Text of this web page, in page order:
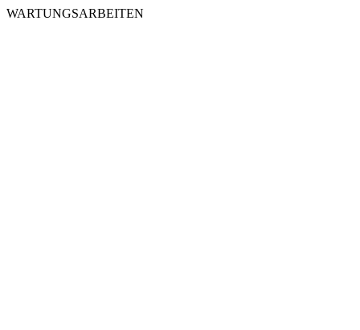
WARTUNGSARBEITEN